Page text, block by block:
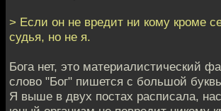
> Если он не вредит ни кому кроме
судья, но не я.
Бога нет, это материалистический
слово "Бог" пишется с большой
Я выше в двух постах расписала,